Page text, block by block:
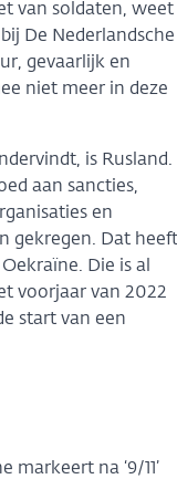
van soldaten, weet
De Nederlandsche
gevaarlijk en
niet meer in deze
is Rusland.
aan sancties,
en
gekregen. Dat heeft
Die is al
voorjaar van 2022
start van een
markeert na ‘9/11’